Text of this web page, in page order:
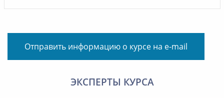
Отправить информацию о курсе на e-mail
ЭКСПЕРТЫ КУРСА